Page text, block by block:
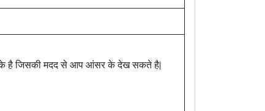
है जिसकी मदद से आप आंसर के देख सकते है|